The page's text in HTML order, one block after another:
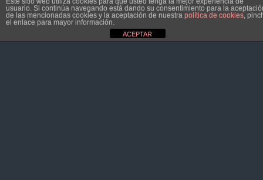
usuario. Si continúa navegando está dando su consentimiento para la
de las mencionadas cookies y la aceptación de nuestra política de cookies,
el enlace para mayor información.
ACEPTAR